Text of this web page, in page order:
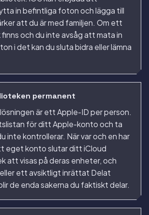
in befintliga foton och lägga till
att du är med familjen. Om ett
och du inte avsåg att mata in
i det kan du sluta bidra eller lämna
permanent
är ett Apple-ID per person.
för ditt Apple-konto och ta
inte kontrollerar. När var och en har
eget konto slutar ditt iCloud
att visas på deras enheter, och
ett avsiktligt inrättat Delat
de enda sakerna du faktiskt delar.